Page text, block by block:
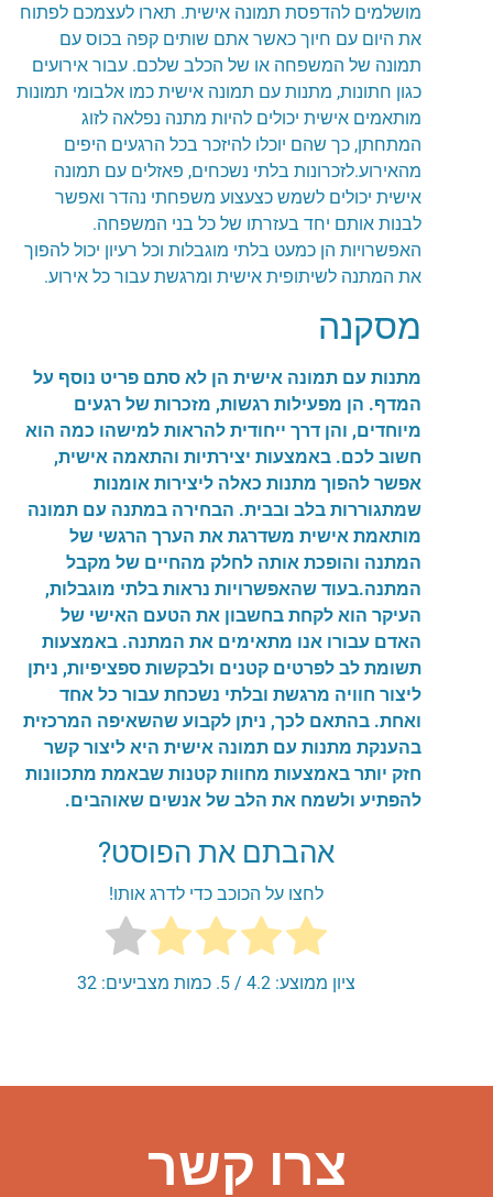
מושלמים להדפסת תמונה אישית. תארו לעצמכם לפתוח
את היום עם חיוך כאשר אתם שותים קפה בכוס עם
תמונה של המשפחה או של הכלב שלכם. עבור אירועים
כגון חתונות, מתנות עם תמונה אישית כמו אלבומי תמונות
מותאמים אישית יכולים להיות מתנה נפלאה לזוג
המתחתן, כך שהם יוכלו להיזכר בכל הרגעים היפים
מהאירוע.לזכרונות בלתי נשכחים, פאזלים עם תמונה
אישית יכולים לשמש כצעצוע משפחתי נהדר ואפשר
לבנות אותם יחד בעזרתו של כל בני המשפחה.
האפשרויות הן כמעט בלתי מוגבלות וכל רעיון יכול להפוך
את המתנה לשיתופית אישית ומרגשת עבור כל אירוע.
מסקנה
מתנות עם תמונה אישית הן לא סתם פריט נוסף על
המדף. הן מפעילות רגשות, מזכרות של רגעים
מיוחדים, והן דרך ייחודית להראות למישהו כמה הוא
חשוב לכם. באמצעות יצירתיות והתאמה אישית,
אפשר להפוך מתנות כאלה ליצירות אומנות
שמתגוררות בלב ובבית. הבחירה במתנה עם תמונה
מותאמת אישית משדרגת את הערך הרגשי של
המתנה והופכת אותה לחלק מהחיים של מקבל
המתנה.בעוד שהאפשרויות נראות בלתי מוגבלות,
העיקר הוא לקחת בחשבון את הטעם האישי של
האדם עבורו אנו מתאימים את המתנה. באמצעות
תשומת לב לפרטים קטנים ולבקשות ספציפיות, ניתן
ליצור חוויה מרגשת ובלתי נשכחת עבור כל אחד
ואחת. בהתאם לכך, ניתן לקבוע שהשאיפה המרכזית
בהענקת מתנות עם תמונה אישית היא ליצור קשר
חזק יותר באמצעות מחוות קטנות שבאמת מתכוונות
להפתיע ולשמח את הלב של אנשים שאוהבים.
אהבתם את הפוסט?
לחצו על הכוכב כדי לדרג אותו!
ציון ממוצע: 4.2 / 5. כמות מצביעים: 32
צרו קשר